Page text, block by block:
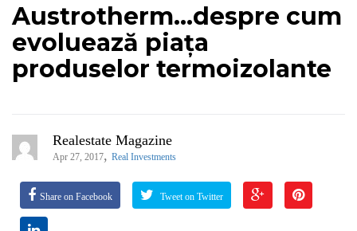
Austrotherm…despre cum
evoluează piața
produselor termoizolante
Realestate Magazine
Apr 27, 2017, Real Investments
Share on Facebook Tweet on Twitter